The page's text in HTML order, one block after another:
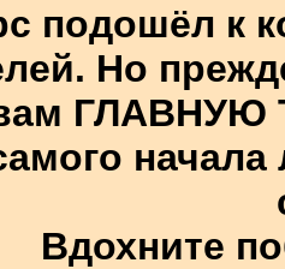
подошёл к
Но
ГЛАВНУЮ
Вдохните